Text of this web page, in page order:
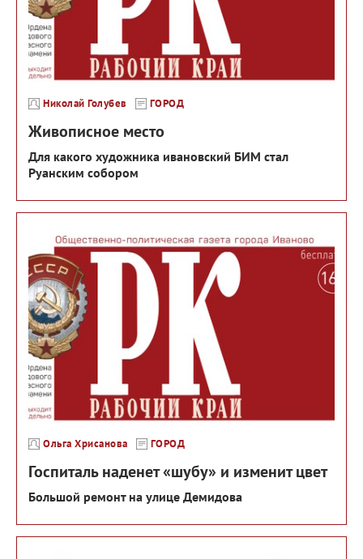
Николай Голубев ГОРОД
Живописное место
Для какого художника ивановский БИМ стал
Руанским собором
Ольга Хрисанова ГОРОД
Госпиталь наденет «шубу» и изменит цвет
Большой ремонт на улице Демидова